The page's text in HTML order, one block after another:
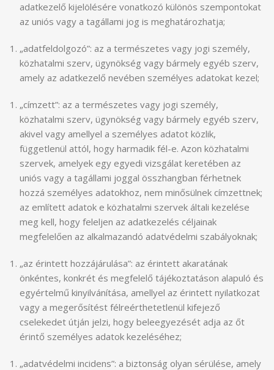
adatkezelő kijelölésére vonatkozó különös szempontokat
az uniós vagy a tagállami jog is meghatározhatja;
„adatfeldolgozó”: az a természetes vagy jogi személy,
közhatalmi szerv, ügynökség vagy bármely egyéb szerv,
amely az adatkezelő nevében személyes adatokat kezel;
„címzett”: az a természetes vagy jogi személy,
közhatalmi szerv, ügynökség vagy bármely egyéb szerv,
akivel vagy amellyel a személyes adatot közlik,
függetlenül attól, hogy harmadik fél-e. Azon közhatalmi
szervek, amelyek egy egyedi vizsgálat keretében az
uniós vagy a tagállami joggal összhangban férhetnek
hozzá személyes adatokhoz, nem minősülnek címzettnek;
az említett adatok e közhatalmi szervek általi kezelése
meg kell, hogy feleljen az adatkezelés céljainak
megfelelően az alkalmazandó adatvédelmi szabályoknak;
„az érintett hozzájárulása”: az érintett akaratának
önkéntes, konkrét és megfelelő tájékoztatáson alapuló és
egyértelmű kinyilvánítása, amellyel az érintett nyilatkozat
vagy a megerősítést félreérthetetlenül kifejező
cselekedet útján jelzi, hogy beleegyezését adja az őt
érintő személyes adatok kezeléséhez;
„adatvédelmi incidens”: a biztonság olyan sérülése, amely